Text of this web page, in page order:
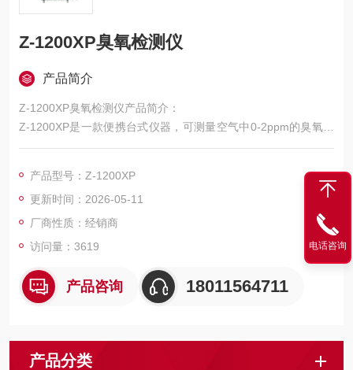
Z-1200XP臭氧检测仪
产品简介
Z-1200XP臭氧检测仪产品简介：
Z-1200XP是一款便携台式仪器，可测量空气中0-2ppm的臭氧，
分辨率达0.01PPM。LCD显示屏每10秒显示一次浓度值（pp
在测量过程中的任意时刻查看。结合可选的伸缩探头，可伸入难
以到达的地方测量。
使
产品型号：Z-1200XP
更新时间：2026-05-11
厂商性质：经销商
访问量：3619
产品咨询 18011564711
产品分类
电话咨询